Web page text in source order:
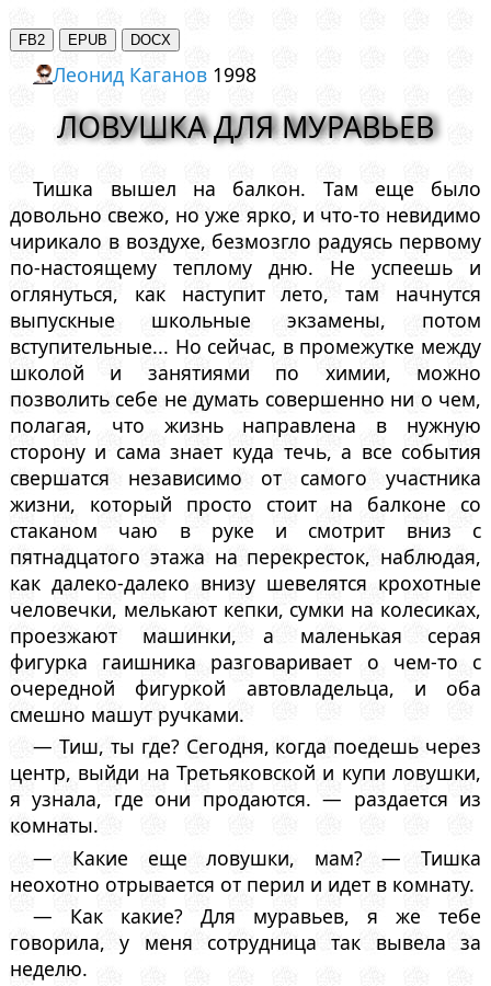
Леонид Каганов 1998
ЛОВУШКА ДЛЯ МУРАВЬЕВ
Тишка вышел на балкон. Там еще было
довольно свежо, но уже ярко, и что-то невидимо
чирикало в воздухе, безмозгло радуясь первому
по-настоящему теплому дню. Не успеешь и
оглянуться, как наступит лето, там начнутся
выпускные школьные экзамены, потом
вступительные... Но сейчас, в промежутке между
школой и занятиями по химии, можно
позволить себе не думать совершенно ни о чем,
полагая, что жизнь направлена в нужную
сторону и сама знает куда течь, а все события
свершатся независимо от самого участника
жизни, который просто стоит на балконе со
стаканом чаю в руке и смотрит вниз с
пятнадцатого этажа на перекресток, наблюдая,
как далеко-далеко внизу шевелятся крохотные
человечки, мелькают кепки, сумки на колесиках,
проезжают машинки, а маленькая серая
фигурка гаишника разговаривает о чем-то с
очередной фигуркой автовладельца, и оба
смешно машут ручками.
— Тиш, ты где? Сегодня, когда поедешь через
центр, выйди на Третьяковской и купи ловушки,
я узнала, где они продаются. — раздается из
комнаты.
— Какие еще ловушки, мам? — Тишка
неохотно отрывается от перил и идет в комнату.
— Как какие? Для муравьев, я же тебе
говорила, у меня сотрудница так вывела за
неделю.